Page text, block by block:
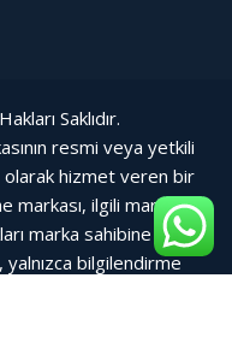
Saklıdır.
resmi veya yetkili
olarak hizmet veren bir
markası, ilgili markanın
marka sahibine aittir.
bilgilendirme